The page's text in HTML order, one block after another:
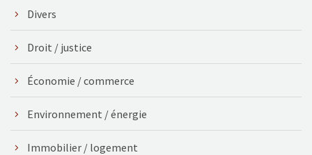
Divers
Droit / justice
Économie / commerce
Environnement / énergie
Immobilier / logement